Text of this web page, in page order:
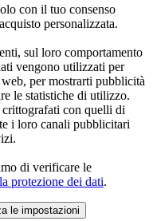
con il tuo consenso
personalizzata.
sul loro comportamento
vengono utilizzati per
per mostrarti pubblicità
le statistiche di utilizzo.
con quelli di
i loro canali pubblicitari
di verificare le
protezione dei dati.
le impostazioni